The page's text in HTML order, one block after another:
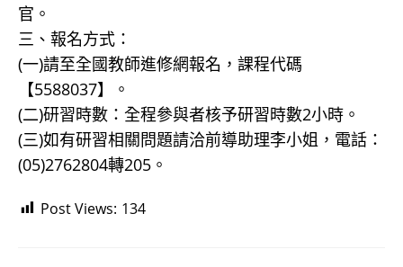
官。
三、報名方式：
(一)請至全國教師進修網報名，課程代碼
【5588037】。
(二)研習時數：全程參與者核予研習時數2小時。
(三)如有研習相關問題請洽前導助理李小姐，電話：
(05)2762804轉205。
Post Views: 134